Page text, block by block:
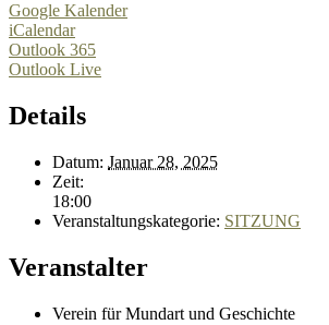
Google Kalender
iCalendar
Outlook 365
Outlook Live
Details
Datum: Januar 28, 2025
Zeit:
18:00
Veranstaltungskategorie: SITZUNG
Veranstalter
Verein für Mundart und Geschichte